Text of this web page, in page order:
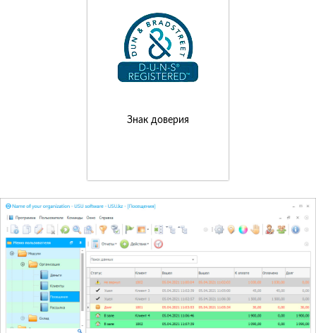
Знак доверия